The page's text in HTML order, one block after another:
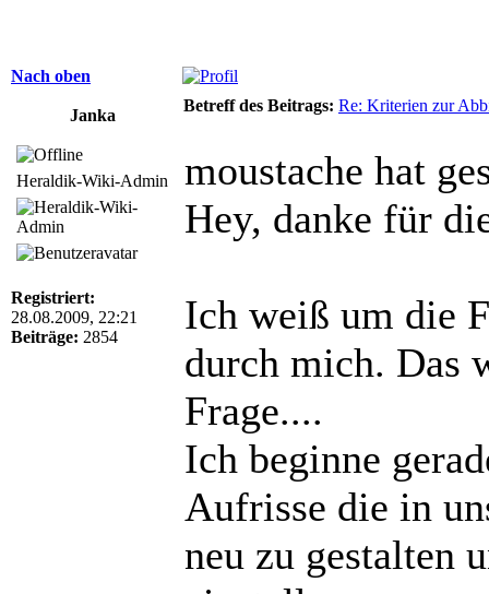
Nach oben
Janka
Betreff des Beitrags: Re: Kriterien zur
Heraldik-Wiki-Admin
Registriert:
28.08.2009, 22:21
Beiträge: 2854
moustache hat
Hey, danke für
Ich weiß um die
durch mich. Das
Frage....
Ich beginne
Aufrisse die in
neu zu gestalten